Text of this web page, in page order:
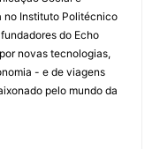
no Instituto Politécnico
do Echo
novas tecnologias,
- e de viagens
pelo mundo da